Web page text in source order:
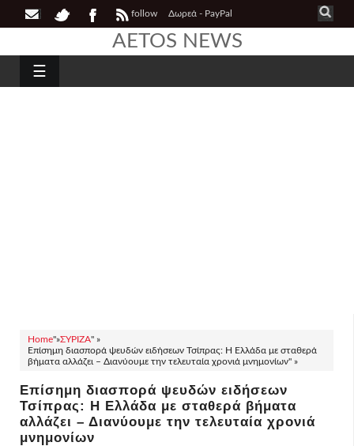
follow Δωρεά - PayPal
AETOS NEWS
☰
Home"»ΣΥΡΙΖΑ" »
Επίσημη διασπορά ψευδών ειδήσεων Τσίπρας: Η Ελλάδα με σταθερά
βήματα αλλάζει – Διανύουμε την τελευταία χρονιά μνημονίων" »
Επίσημη διασπορά ψευδών ειδήσεων
Τσίπρας: Η Ελλάδα με σταθερά βήματα
αλλάζει – Διανύουμε την τελευταία χρονιά
μνημονίων